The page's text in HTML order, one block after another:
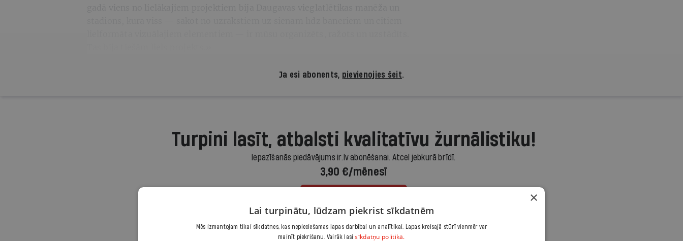
Ja esi abonents, pievienojies šeit.
Turpini lasīt, atbalsti kvalitatīvu žurnālistiku!
Iepazīšanās piedāvājums ir.lv abonēšanai. Atcel jebkurā brīdī.
3,90 €/mēnesī
Citas abonēšanas iespējas meklē šeit
×
Lai turpinātu, lūdzam piekrist sīkdatnēm
Mēs izmantojam tikai sīkdatnes, kas nepieciešamas lapas darbībai un analītikai. Lapas kreisajā stūrī vienmēr var
mainīt piekrišanu. Vairāk lasisīkdatņu politikā.